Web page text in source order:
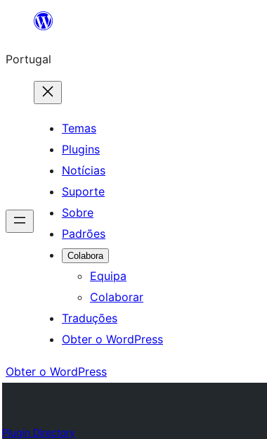
Saltar
o
conteúdo
Portugal
Temas
Plugins
Notícias
Suporte
Sobre
Padrões
Colabora
Equipa
Colaborar
Traduções
Obter o WordPress
Obter o WordPress
Plugin Directory